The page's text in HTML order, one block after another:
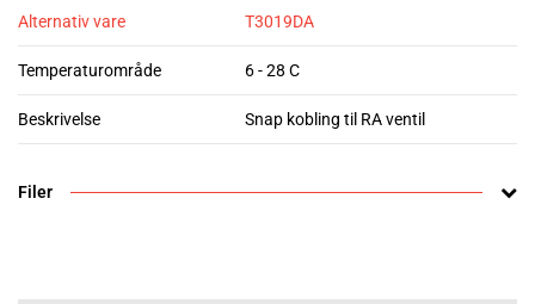
Alternativ vare T3019DA
Temperaturområde 6 - 28 C
Beskrivelse Snap kobling til RA ventil
Filer